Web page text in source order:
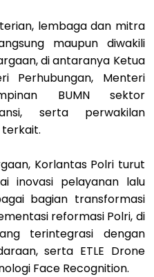
lembaga dan mitra
maupun diwakili
di antaranya Ketua
Perhubungan, Menteri
BUMN sektor
serta perwakilan
Korlantas Polri turut
inovasi pelayanan lalu
bagian transformasi
reformasi Polri, di
terintegrasi dengan
serta ETLE Drone
Face Recognition.